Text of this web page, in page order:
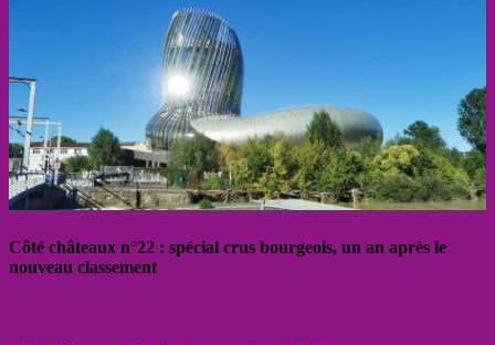
Côté châteaux n°22 : spécial crus bourgeois, un an après le
nouveau classement